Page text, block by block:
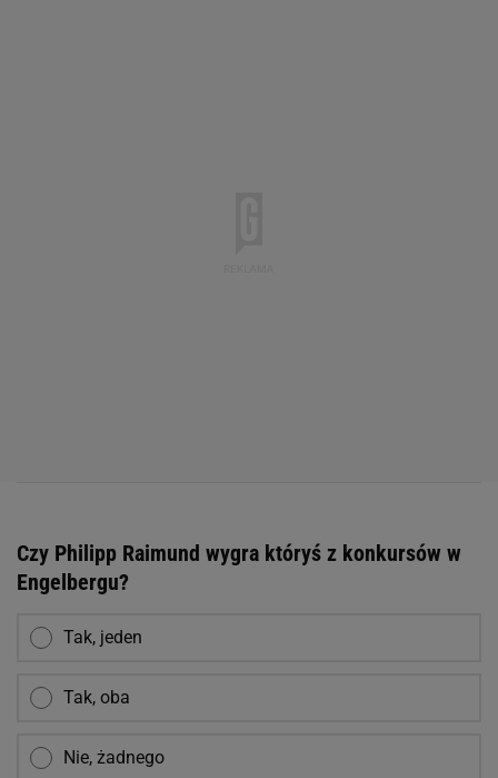
Czy Philipp Raimund wygra któryś z konkursów w
Engelbergu?
Tak, jeden
Tak, oba
Nie, żadnego